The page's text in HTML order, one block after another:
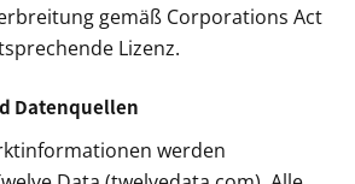
gemäß Corporations Act
Lizenz.
Datenquellen
werden